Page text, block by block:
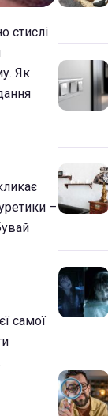
стислі
Як
–
самої